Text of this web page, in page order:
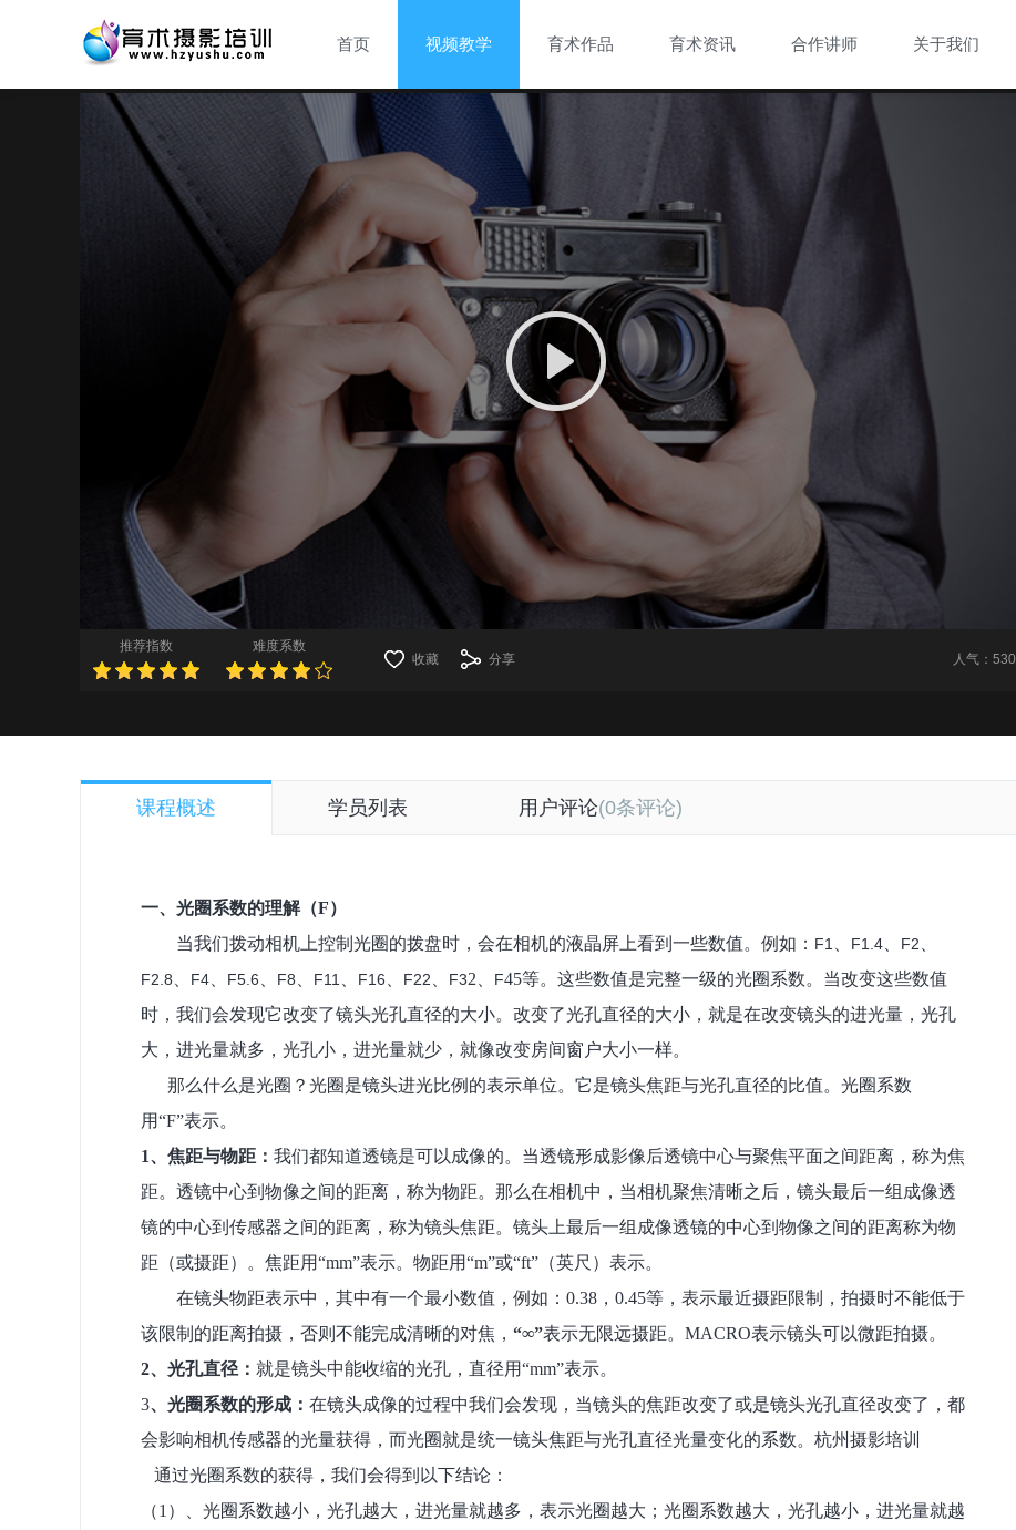
首页 视频教学 育术作品 育术资讯 合作讲师 关于我们
当前位置：首页 >视频教学 01.相机曝光控制一（5课）
推荐指数
难度系数
收藏
分享 人气：530
课程概述 学员列表 用户评论(0条评论)
一、光圈系数的理解（F）
当我们拨动相机上控制光圈的拨盘时， 会在相机的液晶屏上看到一些数值。例如： F1 F1.4 F2
F2.8 F4 F5.6 F8 F11 F16 F22 F32 F45等。这些数值是完整一级的光圈系数。当改变这些数值
时，我们会发现它改变了镜头光孔直径的大小。改变了光孔直径的大小，就是在改变镜头的进光量 ，光孔
大，进光量就多，光孔小，进光量就少， 就像改变房间窗户大小一样。
那么什么是光圈？光圈是镜头进光比例的表示单位。它是镜头焦距与光孔直径的比值。 光圈系数
用“F”表示。
1、焦距与物距 ： 我们都知道透镜是可以成像的。当透镜形成影像后透镜中心与聚焦平面之间距离 ，称为焦
距。透镜中心到物像之间的距离 ，称为物距。 那么在相机中， 当相机聚焦清晰之后， 镜头最后一组成像透
镜的中心到传感器之间的距离，称为镜头焦距。 镜头 上最后一组成像透镜的中心到 物像之间的距离称为物
距（或摄距）
。 焦距用“mm”表示。物距用“m”或“ft”（英尺）表示。
在镜头物距表示中， 其中有一个最小数值 ，例如： 0.38 ， 0.45等，表示最近摄距限制，拍摄时不能低于
该限制的距离拍摄，否则不能完成清晰的对焦， “∞”表示无限远摄距。 MACRO表示镜头可以微距拍摄。
2、光孔直径： 就是镜头中能收缩的光孔，直径用“mm”表示。
3、光圈系数的形成 ： 在镜头成像的过程中我们会发现，当镜头的焦距改变了或是镜头光孔直径改变了，都
会影响相机传感器的光量获得，而光圈就是统一镜头焦距与光孔直径光量变化的系数。 杭州摄影培训
通过光圈系数的获得 ，我们会得到以下结论：
（1 ）、光圈系数越小，光孔越大，进光量就越多，表示光圈越大；光圈系数越大，光孔越小，进光量就越